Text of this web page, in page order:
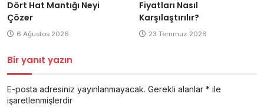
Dört Hat Mantığı Neyi
Çözer
6 Ağustos 2026
Fiyatları Nasıl
Karşılaştırılır?
23 Temmuz 2026
Bir yanıt yazın
E-posta adresiniz yayınlanmayacak. Gerekli alanlar * ile
işaretlenmişlerdir